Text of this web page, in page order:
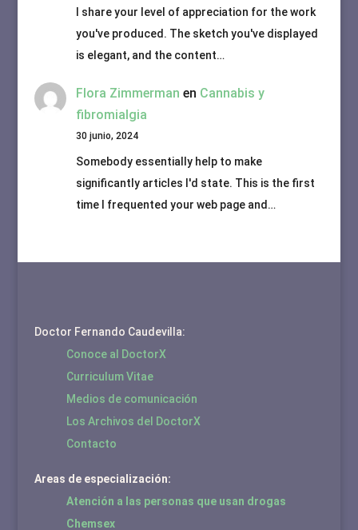
I share your level of appreciation for the work
you've produced. The sketch you've displayed
is elegant, and the content…
Flora Zimmerman en Cannabis y
fibromialgia
30 junio, 2024
Somebody essentially help to make
significantly articles I'd state. This is the first
time I frequented your web page and…
Doctor Fernando Caudevilla:
Conoce al DoctorX
Curriculum Vitae
Medios de comunicación
Los Archivos del DoctorX
Contacto
Areas de especialización:
Atención a las personas que usan drogas
Chemsex